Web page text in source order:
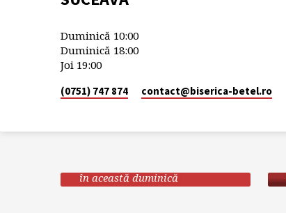
Duminică 10:00
Duminică 18:00
Joi 19:00
(0751) 747 874 contact​@biserica-betel.ro
ÎNCHINARE
în această duminică